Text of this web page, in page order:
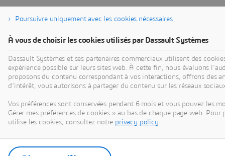
Poursuivre uniquement avec les cookies nécessaires
À vous de choisir les cookies utilisés par Dassault Systèmes
Dassault Systèmes et ses partenaires commerciaux utilisent des
expérience possible sur leurs sites web. À cette fin, nous évaluons
proposons du contenu correspondant à vos interactions, offrons des
d'intérêt, vous autorisons à partager du contenu sur les réseaux
Vos préférences sont conservées pendant 6 mois et vous pouvez les
Gérer mes préférences de cookies » au bas de chaque page web.
utilise les cookies, consultez notre privacy policy.